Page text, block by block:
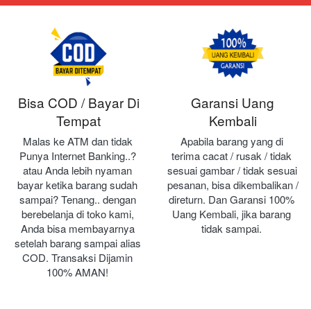
Bisa COD / Bayar Di
Tempat
Malas ke ATM dan tidak
Punya Internet Banking..?
atau Anda lebih nyaman
bayar ketika barang sudah
sampai? Tenang.. dengan
berebelanja di toko kami,
Anda bisa membayarnya
setelah barang sampai alias
COD. Transaksi Dijamin
100% AMAN!
Garansi Uang
Kembali
Apabila barang yang di
terima cacat / rusak / tidak
sesuai gambar / tidak sesuai
pesanan, bisa dikembalikan /
direturn. Dan Garansi 100%
Uang Kembali, jika barang
tidak sampai.